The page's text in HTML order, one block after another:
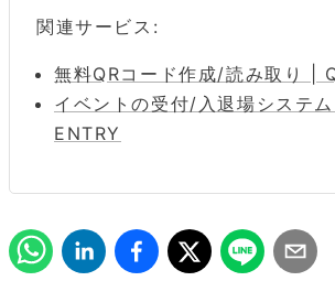
関連サービス:
無料QRコード作成/読み取り |
イベントの受付/入退場システ
ENTRY